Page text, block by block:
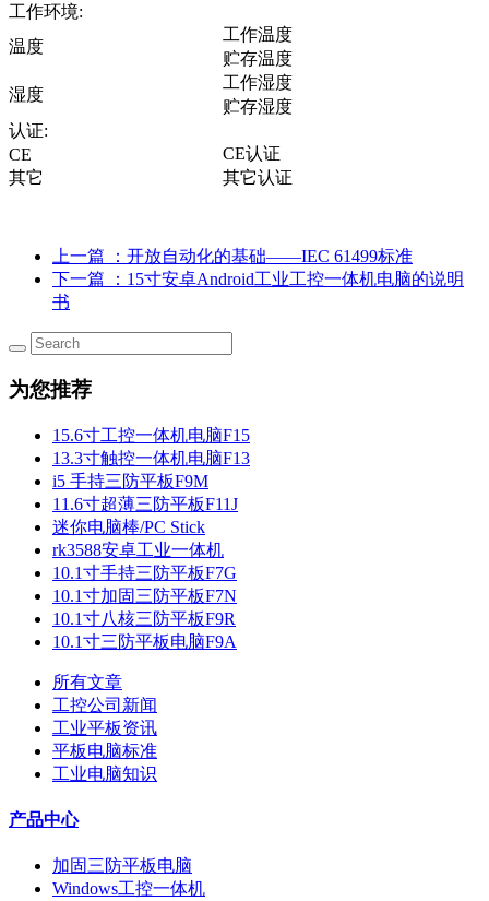
工作环境:
温度
工作温度
贮存温度
湿度
工作湿度
贮存湿度
认证:
CE
CE认证
其它
其它认证
上一篇
：开放自动化的基础——IEC 61499标准
下一篇
：15寸安卓Android工业工控一体机电脑的说明
书
为您推荐
15.6寸工控一体机电脑F15
13.3寸触控一体机电脑F13
i5 手持三防平板F9M
11.6寸超薄三防平板F11J
迷你电脑棒/PC Stick
rk3588安卓工业一体机
10.1寸手持三防平板F7G
10.1寸加固三防平板F7N
10.1寸八核三防平板F9R
10.1寸三防平板电脑F9A
所有文章
工控公司新闻
工业平板资讯
平板电脑标准
工业电脑知识
产品中心
加固三防平板电脑
Windows工控一体机